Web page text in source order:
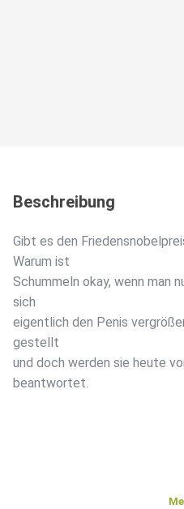
Beschreibung
Gibt es den
Warum ist
Schummeln okay, wenn man
sich
eigentlich den Penis
gestellt
und doch werden sie heute
beantwortet.